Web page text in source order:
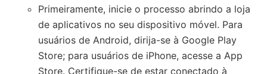
Primeiramente, inicie o processo abrindo a loja
de aplicativos no seu dispositivo móvel. Para
usuários de Android, dirija-se à Google Play
Store; para usuários de iPhone, acesse a App
Store. Certifique-se de estar conectado à